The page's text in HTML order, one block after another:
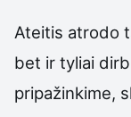
Ateitis atrodo
bet ir tyliai
pripažinkime,